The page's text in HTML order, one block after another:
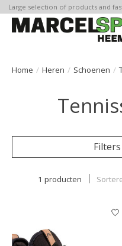
Large selection of products and
Home / Heren / Schoenen /
1 producten